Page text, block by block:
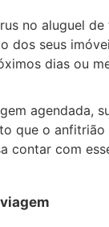
no aluguel
dos seus
dias ou
agendada,
que o
contar com